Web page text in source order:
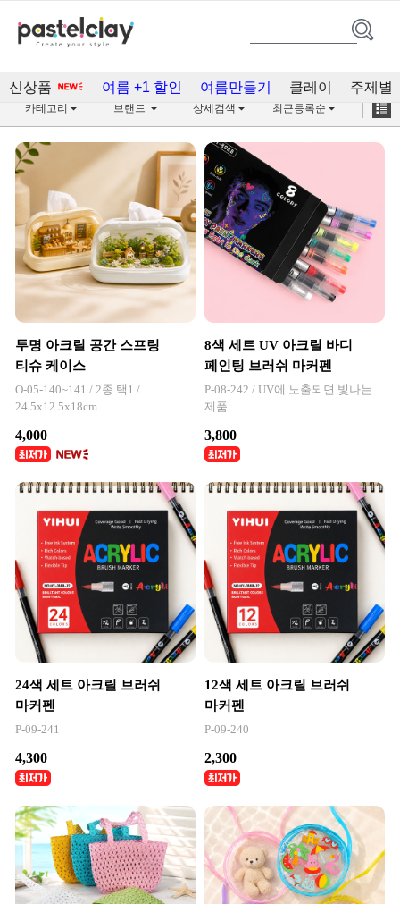
신상품 여름 +1 할인 여름만들기 클레이 주제별
포장 / 문구(1,384)
카테고리 브랜드 상세검색 최근등록순
투명 아크릴 공간 스프링
티슈 케이스
O-05-140~141 / 2종 택1 /
24.5x12.5x18cm
4,000
8색 세트 UV 아크릴 바디
페인팅 브러쉬 마커펜
P-08-242 / UV에 노출되면 빛나는
제품
3,800
24색 세트 아크릴 브러쉬
마커펜
P-09-241
4,300
12색 세트 아크릴 브러쉬
마커펜
P-09-240
2,300